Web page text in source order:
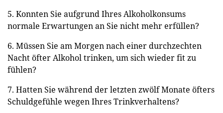
5. Konnten Sie aufgrund Ihres Alkoholkonsums
normale Erwartungen an Sie nicht mehr erfüllen?
6. Müssen Sie am Morgen nach einer durchzechten
Nacht öfter Alkohol trinken, um sich wieder fit zu
fühlen?
7. Hatten Sie während der letzten zwölf Monate öfters
Schuldgefühle wegen Ihres Trinkverhaltens?